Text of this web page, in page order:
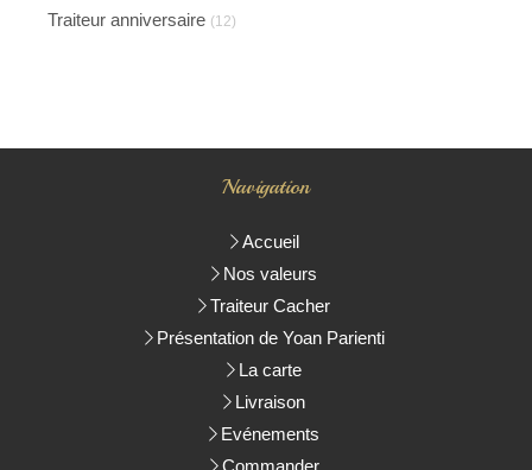
Traiteur anniversaire (12)
Navigation
Accueil
Nos valeurs
Traiteur Cacher
Présentation de Yoan Parienti
La carte
Livraison
Evénements
Commander